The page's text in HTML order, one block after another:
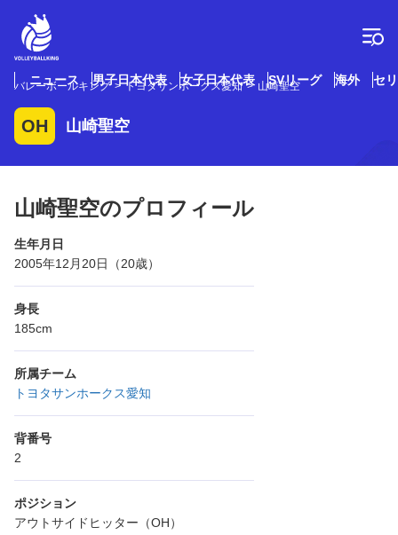
プ
ニュース 男子日本代表 女子日本代表 SVリーグ 海外 セ
バレーボールキング トヨタサンホークス愛知 山崎聖空
OH 山崎聖空
山崎聖空のプロフィール
生年月日
2005年12月20日（20歳）
身長
185cm
所属チーム
トヨタサンホークス愛知
背番号
2
ポジション
アウトサイドヒッター（OH）